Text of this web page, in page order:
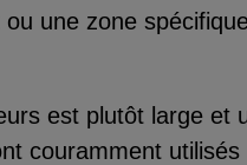
une zone
est plutôt large et
couramment